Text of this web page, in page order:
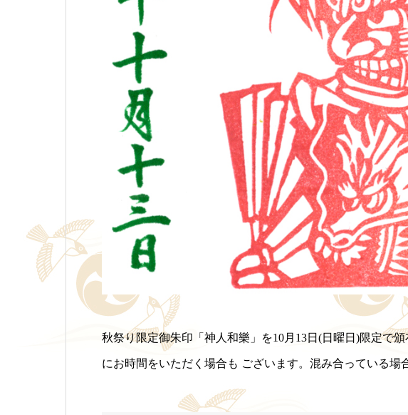
秋祭り限定御朱印「神人和樂」を10月13日(日曜日)限定で
にお時間をいただく場合も ございます。混み合っている場